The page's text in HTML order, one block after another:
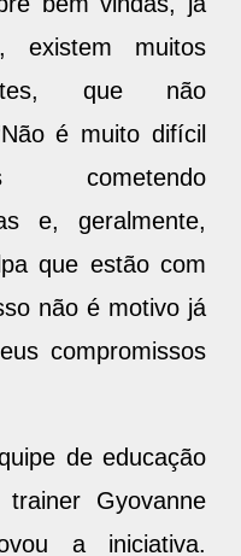
que não
é muito difícil
cometendo
e, geralmente,
que estão com
não é motivo já
compromissos
de educação
Gyovanne
a iniciativa.
bicicletas